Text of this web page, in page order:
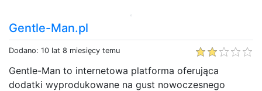
Gentle-Man.pl
Dodano: 10 lat 8 miesięcy temu
Gentle-Man to internetowa platforma oferująca
dodatki wyprodukowane na gust nowoczesnego